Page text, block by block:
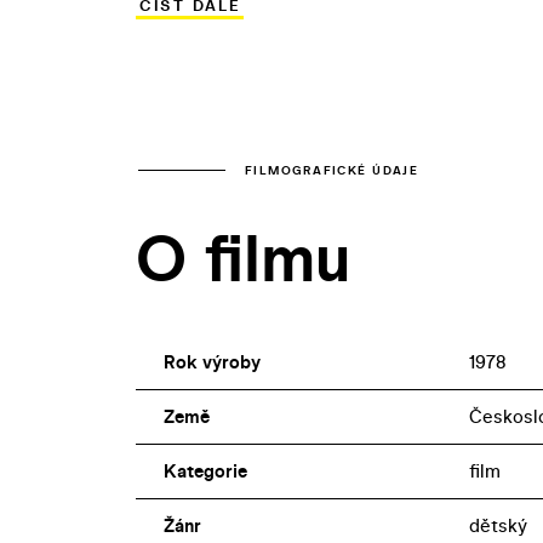
či Magda Reifová. V bezejmenné
ČÍST DÁLE
FILMOGRAFICKÉ ÚDAJE
O filmu
Rok výroby 1978
Země
Kategorie film
Žánr dětský